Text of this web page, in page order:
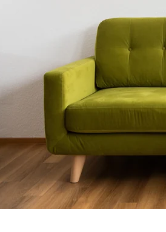
veranstaltungen
fragen & hilfe
unterstützen
abo
genossenschaft